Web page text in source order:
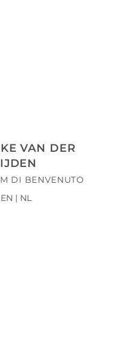
VAN DER
DI BENVENUTO
| NL